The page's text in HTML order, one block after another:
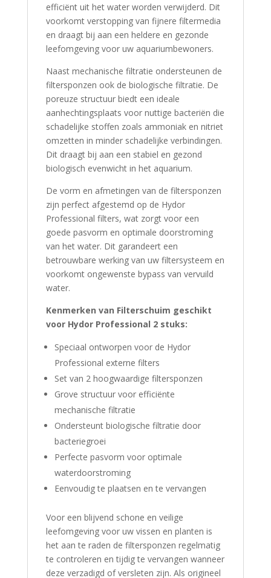
efficiënt uit het water worden verwijderd. Dit
voorkomt verstopping van fijnere filtermedia
en draagt bij aan een heldere en gezonde
leefomgeving voor uw aquariumbewoners.
Naast mechanische filtratie ondersteunen de
filtersponzen ook de biologische filtratie. De
poreuze structuur biedt een ideale
aanhechtingsplaats voor nuttige bacteriën die
schadelijke stoffen zoals ammoniak en nitriet
omzetten in minder schadelijke verbindingen.
Dit draagt bij aan een stabiel en gezond
biologisch evenwicht in het aquarium.
De vorm en afmetingen van de filtersponzen
zijn perfect afgestemd op de Hydor
Professional filters, wat zorgt voor een
goede pasvorm en optimale doorstroming
van het water. Dit garandeert een
betrouwbare werking van uw filtersysteem en
voorkomt ongewenste bypass van vervuild
water.
Kenmerken van Filterschuim geschikt
voor Hydor Professional 2 stuks:
Speciaal ontworpen voor de Hydor
Professional externe filters
Set van 2 hoogwaardige filtersponzen
Grove structuur voor efficiënte
mechanische filtratie
Ondersteunt biologische filtratie door
bacteriegroei
Perfecte pasvorm voor optimale
waterdoorstroming
Eenvoudig te plaatsen en te vervangen
Voor een blijvend schone en veilige
leefomgeving voor uw vissen en planten is
het aan te raden de filtersponzen regelmatig
te controleren en tijdig te vervangen wanneer
deze verzadigd of versleten zijn. Als origineel